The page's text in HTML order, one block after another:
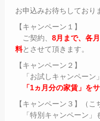
お申込みお待ちしており
【キャンペーン１】
ご契約、 8月まで、各
料とさせて頂きます。
【キャンペーン２】
「お試しキャンペーン
「1ヵ月分の家賃」を
【キャンペーン３】（こ
「特別キャンペーン」